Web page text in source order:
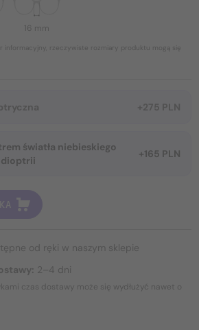
16 mm
informacyjny, rzeczywiste rozmiary produktu mogą się
+275 PLN
światła niebieskiego
+165 PLN
od ręki w naszym sklepie
2–4 dni
czas dostawy może się wydłużyć nawet o